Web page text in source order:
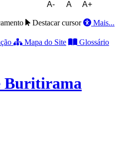
A- A A+
Destacar cursor Mais...
Mapa do Site Glossário
Buritirama